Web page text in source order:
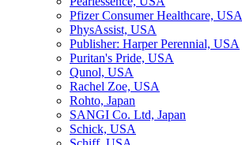
Pfizer Consumer Healthcare, USA
PhysAssist, USA
Publisher: Harper Perennial, USA
Puritan's Pride, USA
Qunol, USA
Rachel Zoe, USA
Rohto, Japan
SANGI Co. Ltd, Japan
Schick, USA